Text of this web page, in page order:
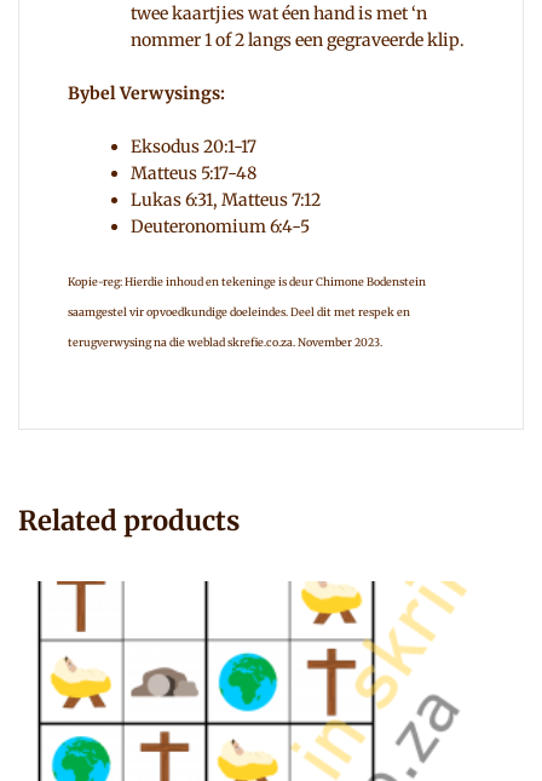
twee kaartjies wat éen hand is met ‘n
nommer 1 of 2 langs een gegraveerde klip.
Bybel Verwysings:
Eksodus 20:1-17
Matteus 5:17-48
Lukas 6:31, Matteus 7:12
Deuteronomium 6:4-5
Kopie-reg: Hierdie inhoud en tekeninge is deur Chimone Bodenstein
saamgestel vir opvoedkundige doeleindes. Deel dit met respek en
terugverwysing na die weblad skrefie.co.za. November 2023.
Related products